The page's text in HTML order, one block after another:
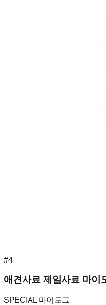
#4
애견사료 제일사료 마이
SPECIAL 마이도그